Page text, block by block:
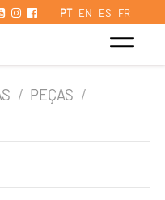
PT EN ES FR
/ PEÇAS /